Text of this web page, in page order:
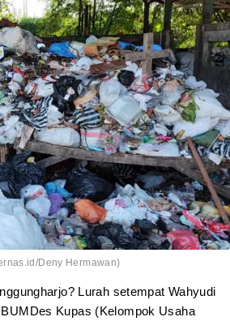
Deny Hermawan)
Lurah setempat Wahyudi
Kupas (Kelompok Usaha